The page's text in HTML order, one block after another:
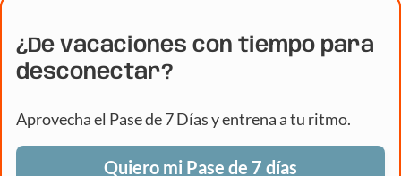
¿De vacaciones con tiempo para
desconectar?
Aprovecha el Pase de 7 Días y entrena a tu ritmo.
Quiero mi Pase de 7 días